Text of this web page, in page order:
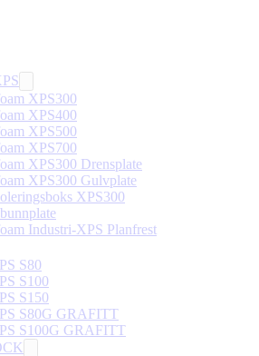
XPS300
XPS400
XPS500
XPS700
XPS300 Drensplate
XPS300 Gulvplate
XPS300
Industri-XPS Planfrest
S80
S100
S150
S80G GRAFITT
S100G GRAFITT